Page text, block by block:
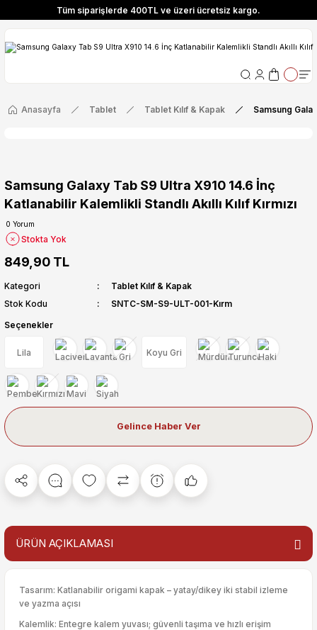
Tüm siparişlerde 400TL ve üzeri ücretsiz kargo.
Özel! YENI10 koduyla 400 TL ve üzeri alışverişlerinizde %10 indirim
Tüm siparişlerde 400TL ve üzeri ücretsiz kargo.
Özel! YENI10 koduyla 400 TL ve üzeri alışverişlerinizde %10 indirim
Anasayfa Tablet Tablet Kılıf & Kapak Samsung
Samsung Galaxy Tab S9 Ultra X910 14.6 İnç
Katlanabilir Kalemlikli Standlı Akıllı Kılıf Kırmızı
0 Yorum
Stokta Yok
849,90 TL
Kategori
Tablet Kılıf & Kapak
Stok Kodu
SNTC-SM-S9-ULT-001-Kırm
Seçenekler
Lila Koyu Gri
Gelince Haber Ver
ÜRÜN AÇIKLAMASI
Tasarım: Katlanabilir origami kapak – yatay/dikey iki stabil izleme
ve yazma açısı
Kalemlik: Entegre kalem yuvası; güvenli taşıma ve hızlı erişim